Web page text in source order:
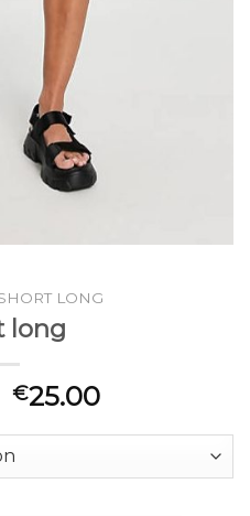
LONG
long
€25.00